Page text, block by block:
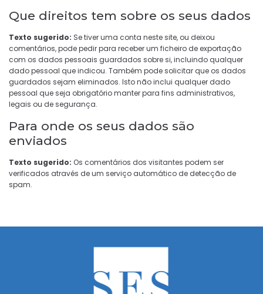
Que direitos tem sobre os seus dados
Texto sugerido: Se tiver uma conta neste site, ou deixou
comentários, pode pedir para receber um ficheiro de exportação
com os dados pessoais guardados sobre si, incluindo qualquer
dado pessoal que indicou. Também pode solicitar que os dados
guardados sejam eliminados. Isto não inclui qualquer dado
pessoal que seja obrigatório manter para fins administrativos,
legais ou de segurança.
Para onde os seus dados são
enviados
Texto sugerido: Os comentários dos visitantes podem ser
verificados através de um serviço automático de detecção de
spam.